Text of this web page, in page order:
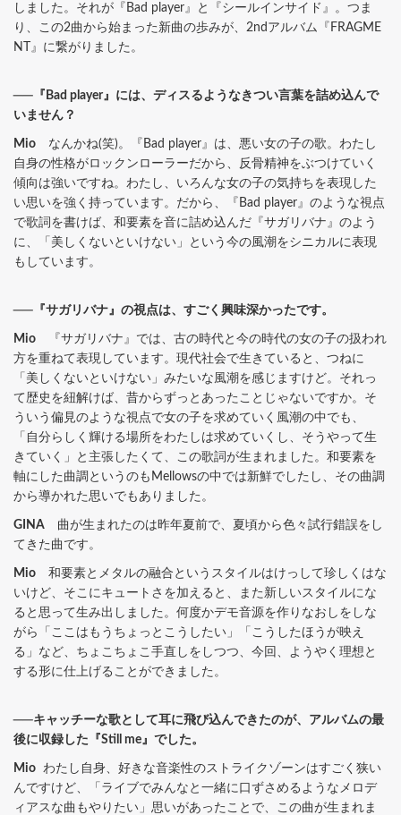
しました。それが『Bad player』と『シールインサイド』。つま
り、この2曲から始まった新曲の歩みが、2ndアルバム『FRAGME
NT』に繋がりました。
──『Bad player』には、ディスるようなきつい言葉を詰め込んで
いません？
Mio なんかね(笑)。『Bad player』は、悪い女の子の歌。わたし
自身の性格がロックンローラーだから、反骨精神をぶつけていく
傾向は強いですね。わたし、いろんな女の子の気持ちを表現した
い思いを強く持っています。だから、『Bad player』のような視点
で歌詞を書けば、和要素を音に詰め込んだ『サガリバナ』のよう
に、「美しくないといけない」という今の風潮をシニカルに表現
もしています。
──『サガリバナ』の視点は、すごく興味深かったです。
Mio 『サガリバナ』では、古の時代と今の時代の女の子の扱われ
方を重ねて表現しています。現代社会で生きていると、つねに
「美しくないといけない」みたいな風潮を感じますけど。それっ
て歴史を紐解けば、昔からずっとあったことじゃないですか。そ
ういう偏見のような視点で女の子を求めていく風潮の中でも、
「自分らしく輝ける場所をわたしは求めていくし、そうやって生
きていく」と主張したくて、この歌詞が生まれました。和要素を
軸にした曲調というのもMellowsの中では新鮮でしたし、その曲調
から導かれた思いでもありました。
GINA 曲が生まれたのは昨年夏前で、夏頃から色々試行錯誤をし
てきた曲です。
Mio 和要素とメタルの融合というスタイルはけっして珍しくはな
いけど、そこにキュートさを加えると、また新しいスタイルにな
ると思って生み出しました。何度かデモ音源を作りなおしをしな
がら「ここはもうちょっとこうしたい」「こうしたほうが映え
る」など、ちょこちょこ手直しをしつつ、今回、ようやく理想と
する形に仕上げることができました。
──キャッチーな歌として耳に飛び込んできたのが、アルバムの最
後に収録した『Still me』でした。
Mio わたし自身、好きな音楽性のストライクゾーンはすごく狭い
んですけど、「ライブでみんなと一緒に口ずさめるようなメロデ
ィアスな曲もやりたい」思いがあったことで、この曲が生まれま